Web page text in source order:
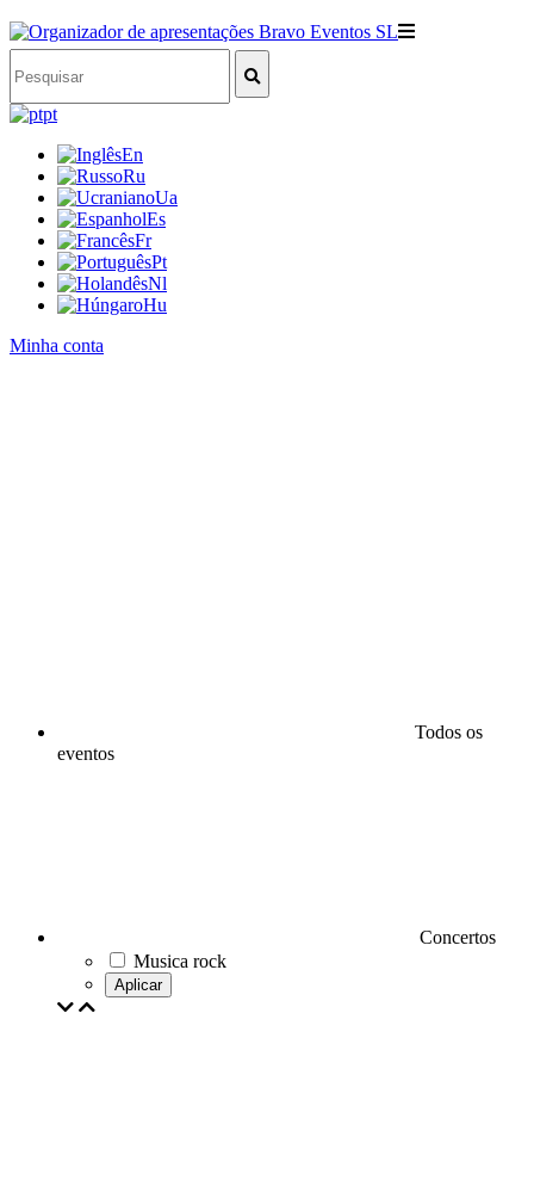
pt
En
Ru
Ua
Es
Fr
Pt
Nl
Hu
Minha conta
Todos os
eventos
Concertos
Musica rock
Aplicar